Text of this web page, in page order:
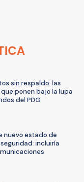
sin respaldo: las
ponen bajo la lupa
del PDG
nuevo estado de
incluiría